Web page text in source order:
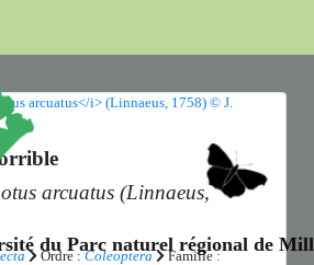
du Parc naturel régional de
arcuatus (Linnaeus,
Ordre : Coleoptera
Famille :